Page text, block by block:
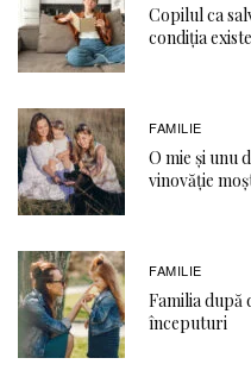
Copilul ca
condiția
FAMILIE
O mie și unu
vinovăție
FAMILIE
Familia
începuturi